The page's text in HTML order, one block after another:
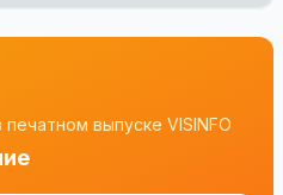
выпуске VISINFO